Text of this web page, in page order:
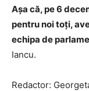
Așa că, pe 6
pentru noi toți,
echipa de
Iancu.
Redactor: